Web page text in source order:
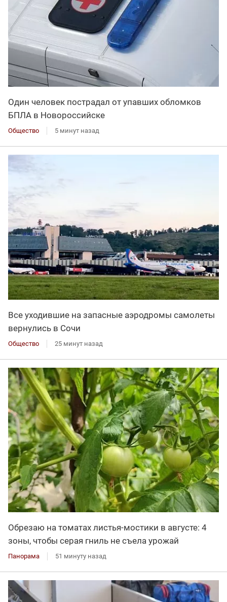
Один человек пострадал от упавших обломков
БПЛА в Новороссийске
Общество 5 минут назад
Все уходившие на запасные аэродромы самолеты
вернулись в Сочи
Общество 25 минут назад
Обрезаю на томатах листья-мостики в августе: 4
зоны, чтобы серая гниль не съела урожай
Панорама 51 минуту назад